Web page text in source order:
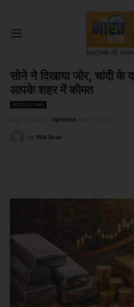
सोने ने दिखाया जोर, चांदी के
आपके शहर में कीमत
MONEY मंत्र
Updated:
By TBN Desk